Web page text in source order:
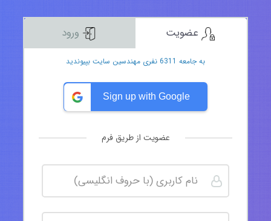
به جامعه 6311 نفری مهندسین سایت بپیوندید
Sign up with Google
عضویت از طریق فرم